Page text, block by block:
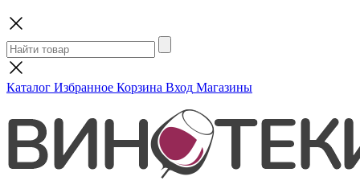
Каталог Избранное Корзина Вход Магазины